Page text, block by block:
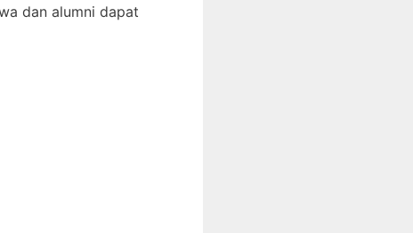
dan alumni dapat